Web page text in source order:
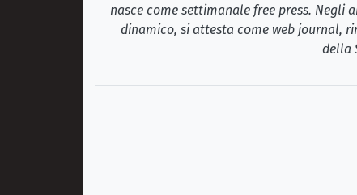
nasce come settimanale free press. Negli
dinamico, si attesta come web journal,
della